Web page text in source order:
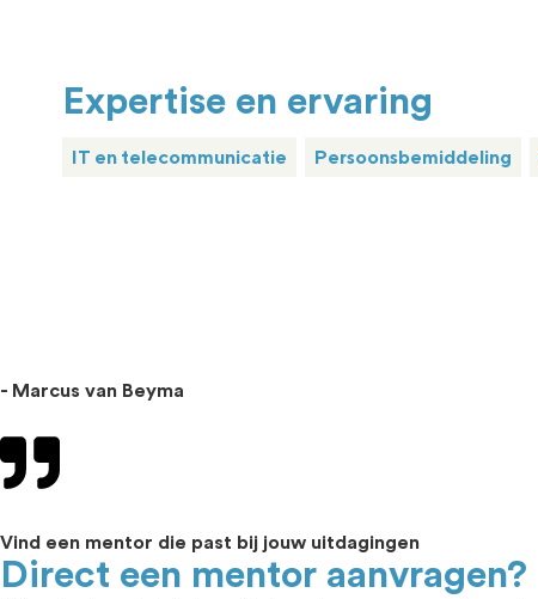
Expertise en ervaring
IT en telecommunicatie Persoonsbemiddeling
- Marcus van Beyma
Vind een mentor die past bij jouw uitdagingen
Direct een mentor aanvragen?